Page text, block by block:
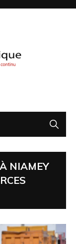
NIAMEY